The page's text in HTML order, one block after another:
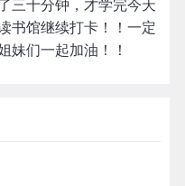
三十分钟，才学完今天
书馆继续打卡！！一定
妹们一起加油！！